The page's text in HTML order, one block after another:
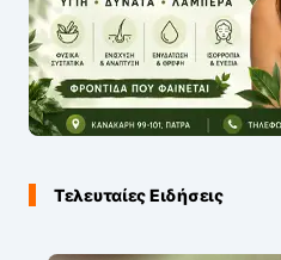
Τελευταίες Ειδήσεις